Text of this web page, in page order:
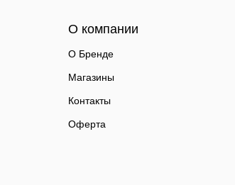
О компании
О Бренде
Магазины
Контакты
Оферта